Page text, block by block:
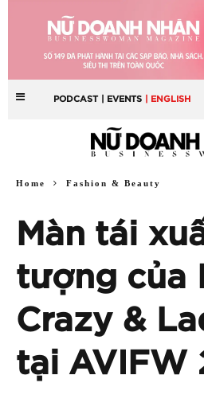
PODCAST | EVENTS | ENGLISH
Home Fashion & Beauty
Màn tái
tượng của
Crazy &
tại AVIFW